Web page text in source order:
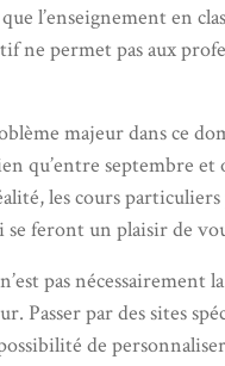
l’enseignement en
ne permet pas aux
majeur dans ce
qu’entre septembre
les cours
feront un plaisir de
pas nécessairement
par des sites
de